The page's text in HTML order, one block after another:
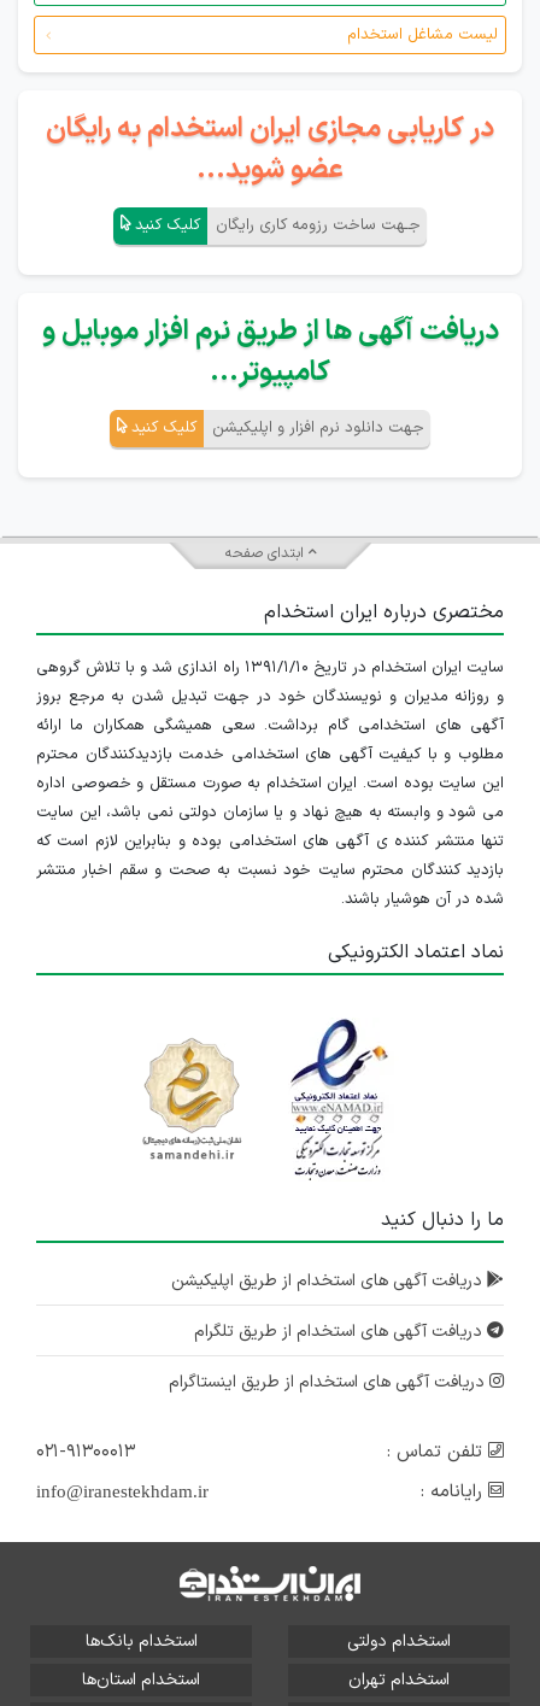
لیست مشاغل استخدام
در کاریابی مجازی ایران استخدام به رایگان
عضو شوید...
جـهت ساخت رزومه کاری رایگان کلیک کنید
دریافت آگهی ها از طریق نرم افزار موبایل و
کامپیوتر...
جهت دانلود نرم افزار و اپلیکیشن کلیک کنید
ابتدای صفحه
مختصری درباره ایران استخدام
سایت ایران استخدام در تاریخ ۱۳۹۱/۱/۱۰ راه اندازی شد و با تلاش گروهی
و روزانه مدیران و نویسندگان خود در جهت تبدیل شدن به مرجع بروز
آگهی های استخدامی گام برداشت. سعی همیشگی همکاران ما ارائه
مطلوب و با کیفیت آگهی های استخدامی خدمت بازدیدکنندگان محترم
این سایت بوده است. ایران استخدام به صورت مستقل و خصوصی اداره
می شود و وابسته به هیچ نهاد و یا سازمان دولتی نمی باشد، این سایت
تنها منتشر کننده ی آگهی های استخدامی بوده و بنابراین لازم است که
بازدید کنندگان محترم سایت خود نسبت به صحت و سقم اخبار منتشر
شده در آن هوشیار باشند.
نماد اعتماد الکترونیکی
ما را دنبال کنید
دریافت آگهی های استخدام از طریق اپلیکیشن
دریافت آگهی های استخدام از طریق تلگرام
دریافت آگهی های استخدام از طریق اینستاگرام
تلفن تماس :
۰۲۱-۹۱۳۰۰۰۱۳
رایانامه :
info@iranestekhdam.ir
استخدام دولتی
استخدام بانک‌ها
استخدام تهران
استخدام استان‌ها